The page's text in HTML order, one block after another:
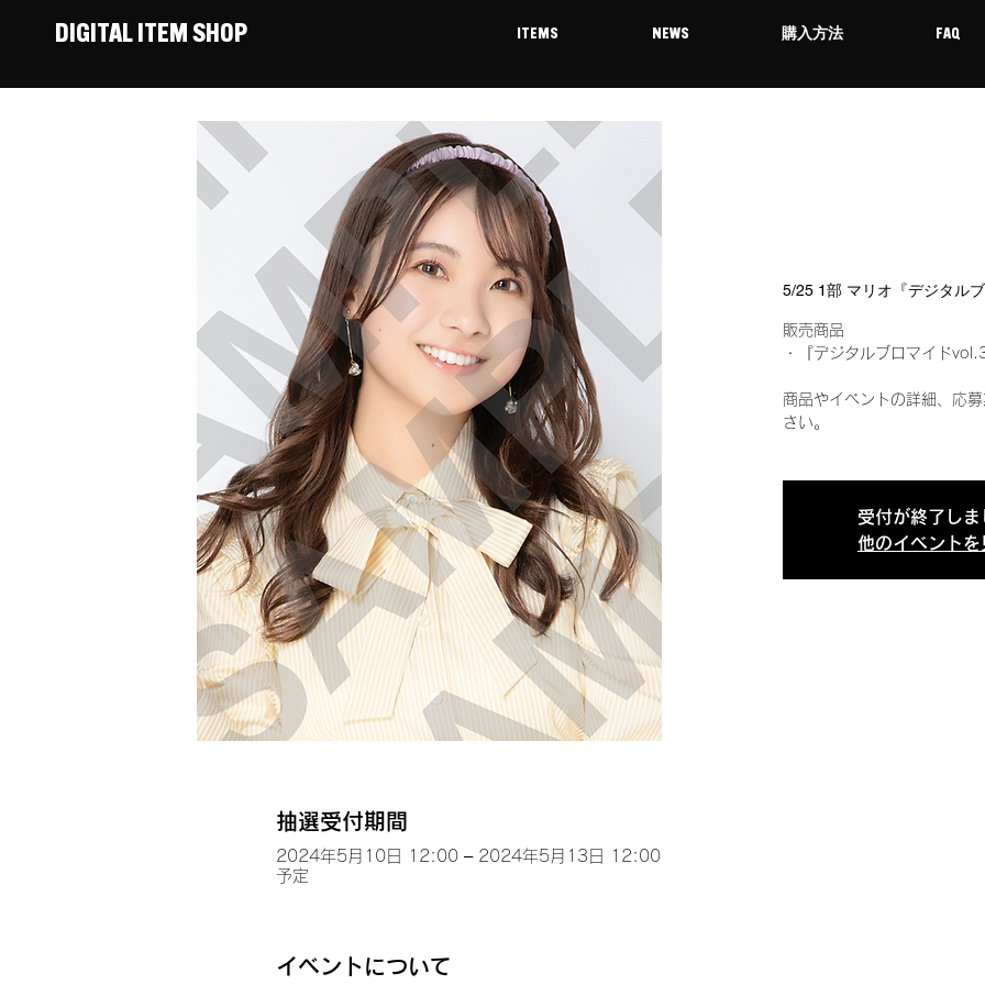
DIGITAL ITEM SHOP ITEMS NEWS 購入方法 FAQ
5/25 1部 マリオ『デジタル
販売商品
・『デジタルブロマイド
商品やイベントの詳細、応
さい。
受付が終了しま
他のイベントを
抽選受付期間
2024年5月10日 12:00 – 2024年5月13日 12:00
予定
イベントについて